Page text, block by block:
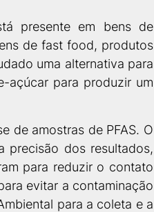
presente em bens de
de fast food, produtos
uma alternativa para
açúcar para produzir um
de amostras de PFAS. O
precisão dos resultados,
para reduzir o contato
evitar a contaminação
para a coleta e a